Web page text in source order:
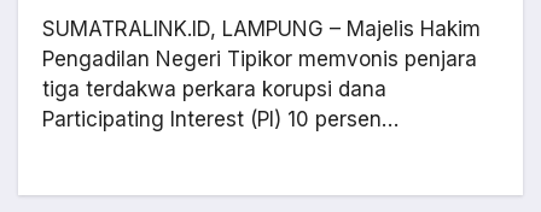
SUMATRALINK.ID, LAMPUNG – Majelis Hakim
Pengadilan Negeri Tipikor memvonis penjara
tiga terdakwa perkara korupsi dana
Participating Interest (PI) 10 persen…